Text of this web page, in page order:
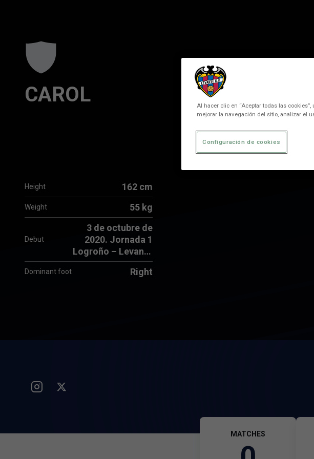
CAROL
Height 162 cm
Weight 55 kg
Debut
3 de octubre de
2020. Jornada 1
Logroño – Levante
UD (1-2)
Dominant foot Right
MATCHES
Al hacer clic en “Aceptar todas las
mejorar la navegación del sitio, analizar el
Configuración de cookies